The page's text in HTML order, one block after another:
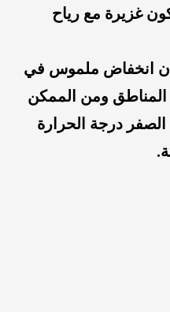
غزيرة مع رياح
الخميس 19 شعبان انخفاض ملموس في
ومن الممكن
درجة الحرارة